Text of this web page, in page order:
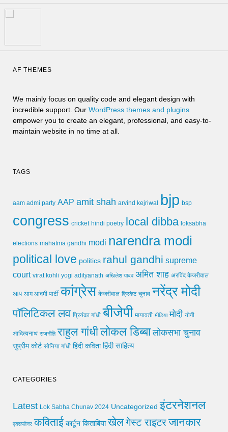
AF THEMES
We mainly focus on quality code and elegant design with
incredible support. Our WordPress themes and plugins
empower you to create an elegant, professional, and easy-to-
maintain website in no time at all.
TAGS
aam admi party AAP amit shah arvind kejriwal bjp bsp
congress cricket hindi poetry local dibba loksabha
elections mahatma gandhi modi narendra modi
political love politics rahul gandhi supreme
court virat kohli yogi adityanath अखिलेश यादव अमित शाह अरविंद केजरीवाल
आप आम आदमी पार्टी कांग्रेस केजरीवाल क्रिकेट चुनाव नरेंद्र मोदी
पॉलिटिकल लव प्रियंका गांधी बीजेपी मायावती मीडिया मोदी योगी
आदित्यनाथ राजनीति राहुल गांधीलोकल डिब्बा लोकसभा चुनाव
सुप्रीम कोर्ट सोनिया गांधी हिंदी कविता हिंदी साहित्य
CATEGORIES
Latest Lok Sabha Chunav 2024 Uncategorized इंटरनेशनल
एक्सप्लेनर कविताई कार्टून किताबिया खेलगेस्ट राइटरजानकार